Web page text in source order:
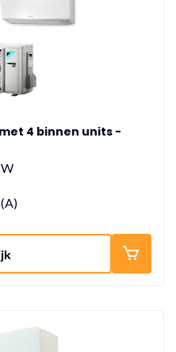
4 binnen units -